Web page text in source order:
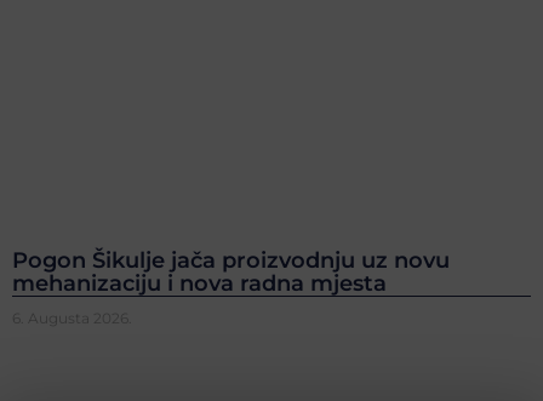
Pogon Šikulje jača proizvodnju uz novu
mehanizaciju i nova radna mjesta
6. Augusta 2026.